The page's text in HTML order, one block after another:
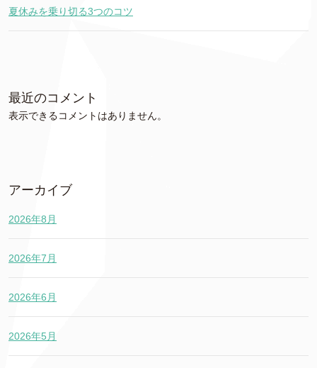
夏休みを乗り切る3つのコツ
最近のコメント
表示できるコメントはありません。
アーカイブ
2026年8月
2026年7月
2026年6月
2026年5月